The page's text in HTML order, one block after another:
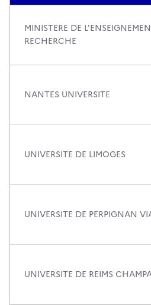
MINISTERE DE
RECHERCHE
NANTES UNIVERSITE
UNIVERSITE DE LIMOGES
UNIVERSITE DE PERPIGNAN
UNIVERSITE DE REIMS